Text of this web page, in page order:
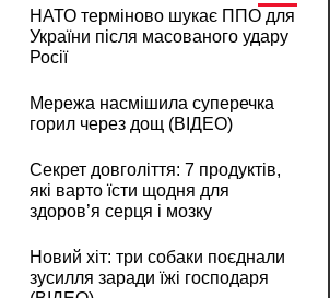
НАТО терміново шукає ППО для
України після масованого удару
Росії
Мережа насмішила суперечка
горил через дощ (ВІДЕО)
Секрет довголіття: 7 продуктів,
які варто їсти щодня для
здоров’я серця і мозку
Новий хіт: три собаки поєднали
зусилля заради їжі господаря